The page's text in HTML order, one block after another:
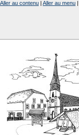
Aller au contenu | Aller au menu |